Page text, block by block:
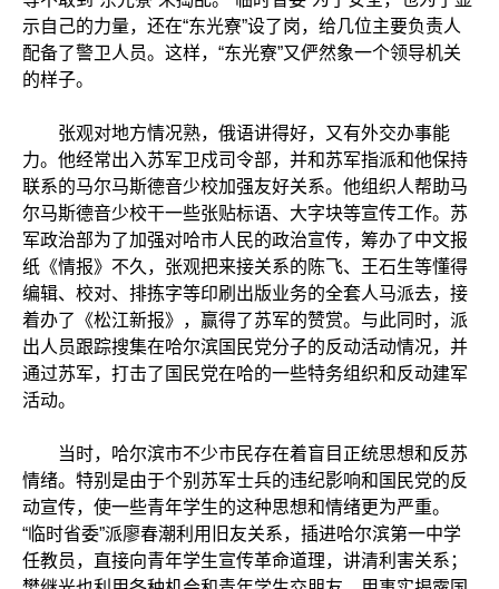
示自己的力量，还在“东光寮”设了岗，给几位主要负责人
配备了警卫人员。这样，“东光寮”又俨然象一个领导机关
的样子。
张观对地方情况熟，俄语讲得好，又有外交办事能
力。他经常出入苏军卫戍司令部，并和苏军指派和他保持
联系的马尔马斯德音少校加强友好关系。他组织人帮助马
尔马斯德音少校干一些张贴标语、大字块等宣传工作。苏
军政治部为了加强对哈市人民的政治宣传，筹办了中文报
纸《情报》不久，张观把来接关系的陈飞、王石生等懂得
编辑、校对、排拣字等印刷出版业务的全套人马派去，接
着办了《松江新报》，赢得了苏军的赞赏。与此同时，派
出人员跟踪搜集在哈尔滨国民党分子的反动活动情况，并
通过苏军，打击了国民党在哈的一些特务组织和反动建军
活动。
当时，哈尔滨市不少市民存在着盲目正统思想和反苏
情绪。特别是由于个别苏军士兵的违纪影响和国民党的反
动宣传，使一些青年学生的这种思想和情绪更为严重。
“临时省委”派廖春潮利用旧友关系，插进哈尔滨第一中学
任教员，直接向青年学生宣传革命道理，讲清利害关系；